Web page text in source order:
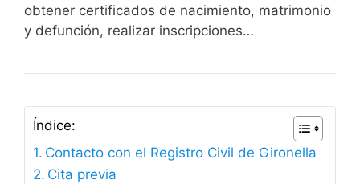
obtener certificados de nacimiento, matrimonio
y defunción, realizar inscripciones…
Índice:
Contacto con el Registro Civil de Gironella
Cita previa